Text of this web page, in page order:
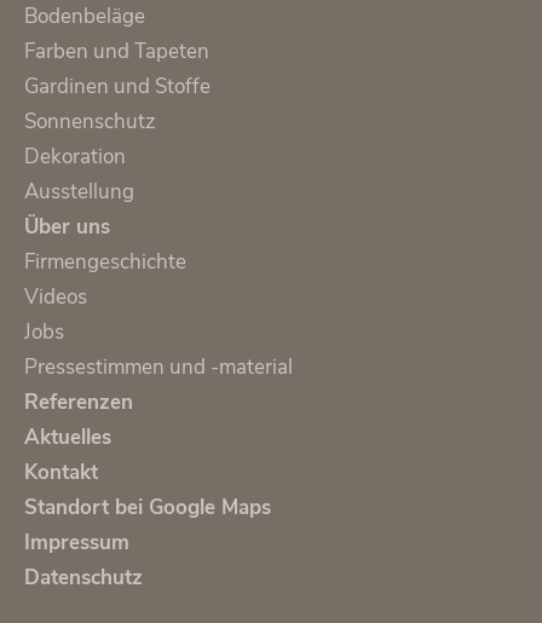
Bodenbeläge
Farben und Tapeten
Gardinen und Stoffe
Sonnenschutz
Dekoration
Ausstellung
Über uns
Firmengeschichte
Videos
Jobs
Pressestimmen und -material
Referenzen
Aktuelles
Kontakt
Standort bei Google Maps
Impressum
Datenschutz